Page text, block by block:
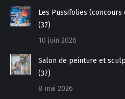
Les Pussifolies
(37)
10 juin 2026
Salon de peinture et
(37)
8 mai 2026